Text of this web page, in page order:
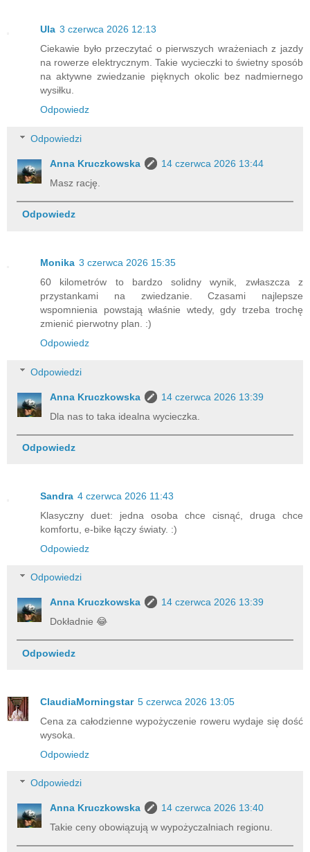
Ula 3 czerwca 2026 12:13
Ciekawie było przeczytać o pierwszych wrażeniach z jazdy
na rowerze elektrycznym. Takie wycieczki to świetny sposób
na aktywne zwiedzanie pięknych okolic bez nadmiernego
wysiłku.
Odpowiedz
Odpowiedzi
Anna Kruczkowska
14 czerwca 2026 13:44
Masz rację.
Odpowiedz
Monika 3 czerwca 2026 15:35
60 kilometrów to bardzo solidny wynik, zwłaszcza z
przystankami na zwiedzanie. Czasami najlepsze
wspomnienia powstają właśnie wtedy, gdy trzeba trochę
zmienić pierwotny plan. :)
Odpowiedz
Odpowiedzi
Anna Kruczkowska
14 czerwca 2026 13:39
Dla nas to taka idealna wycieczka.
Odpowiedz
Sandra 4 czerwca 2026 11:43
Klasyczny duet: jedna osoba chce cisnąć, druga chce
komfortu, e-bike łączy światy. :)
Odpowiedz
Odpowiedzi
Anna Kruczkowska
14 czerwca 2026 13:39
Dokładnie 😂
Odpowiedz
ClaudiaMorningstar 5 czerwca 2026 13:05
Cena za całodzienne wypożyczenie roweru wydaje się dość
wysoka.
Odpowiedz
Odpowiedzi
Anna Kruczkowska
14 czerwca 2026 13:40
Takie ceny obowiązują w wypożyczalniach regionu.